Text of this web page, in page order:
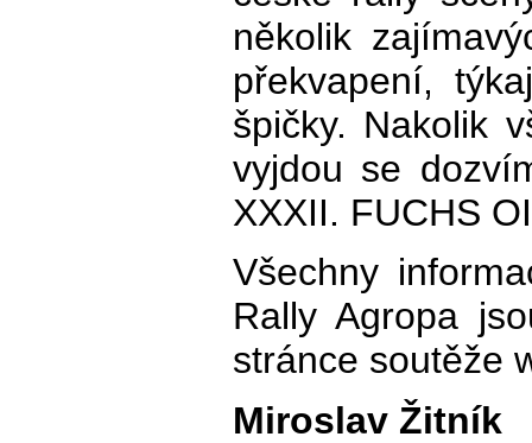
několik
překvapení,
špičky. Nakolik
vyjdou se
XXXII. FUCHS
Všechny
Rally Agropa
stránce soutěže
Miroslav Žitník